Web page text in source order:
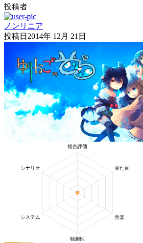
投稿者
ノンリニア
投稿日 2014年 12月 21日